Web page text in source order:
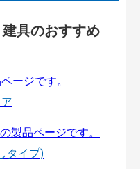
具のおすすめ
タイプ)